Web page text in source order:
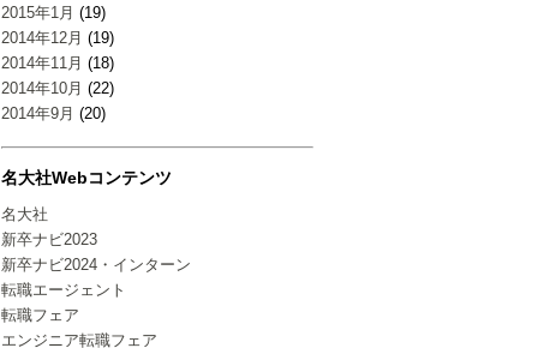
2015年1月 (19)
2014年12月 (19)
2014年11月 (18)
2014年10月 (22)
2014年9月 (20)
名大社Webコンテンツ
名大社
新卒ナビ2023
新卒ナビ2024・インターン
転職エージェント
転職フェア
エンジニア転職フェア